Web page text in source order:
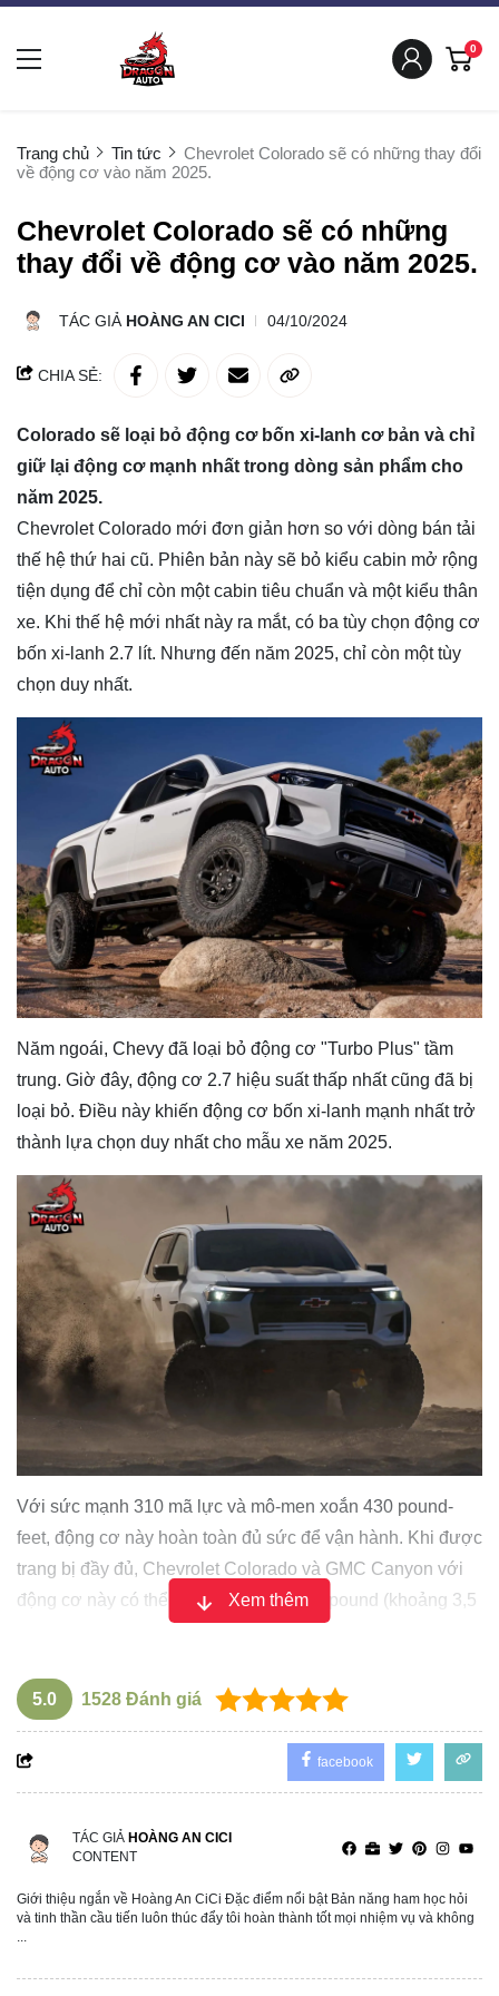
0
Trang chủ Tin tức
Chevrolet Colorado sẽ có những thay đổi
về động cơ vào năm 2025.
Chevrolet Colorado sẽ có những
thay đổi về động cơ vào năm 2025.
TÁC GIẢ HOÀNG AN CICI 04/10/2024
CHIA SẺ:
Colorado sẽ loại bỏ động cơ bốn xi-lanh cơ bản và chỉ
giữ lại động cơ mạnh nhất trong dòng sản phẩm cho
năm 2025.
Chevrolet Colorado mới đơn giản hơn so với dòng bán tải
thế hệ thứ hai cũ. Phiên bản này sẽ bỏ kiểu cabin mở rộng
tiện dụng để chỉ còn một cabin tiêu chuẩn và một kiểu thân
xe. Khi thế hệ mới nhất này ra mắt, có ba tùy chọn động cơ
bốn xi-lanh 2.7 lít. Nhưng đến năm 2025, chỉ còn một tùy
chọn duy nhất.
Năm ngoái, Chevy đã loại bỏ động cơ "Turbo Plus" tầm
trung. Giờ đây, động cơ 2.7 hiệu suất thấp nhất cũng đã bị
loại bỏ. Điều này khiến động cơ bốn xi-lanh mạnh nhất trở
thành lựa chọn duy nhất cho mẫu xe năm 2025.
Với sức mạnh 310 mã lực và mô-men xoắn 430 pound-
feet, động cơ này hoàn toàn đủ sức để vận hành. Khi được
trang bị đầy đủ, Chevrolet Colorado và GMC Canyon với
động cơ này có thể kéo được tới 7,700 pound (khoảng 3,5
lực và mô-men xoắn 259 pound-feet, chỉ có thể kéo được
3,500 pound (khoảng 1,6 tấn) và chở được 1,490 pound
(khoảng 675 kg) tải trọng.
Xem thêm
5.0 1528 Đánh giá
facebook
TÁC GIẢ HOÀNG AN CICI
CONTENT
Giới thiệu ngắn về Hoàng An CiCi Đặc điểm nổi bật Bản năng ham học hỏi
và tinh thần cầu tiến luôn thúc đẩy tôi hoàn thành tốt mọi nhiệm vụ và không
...